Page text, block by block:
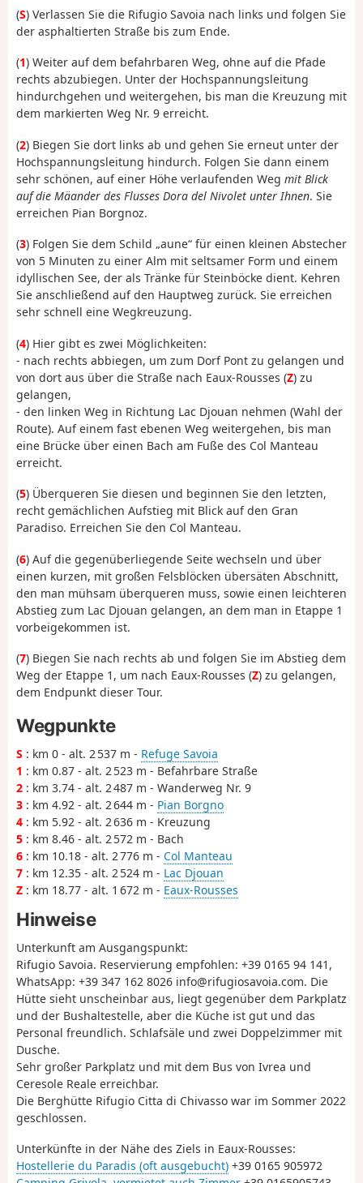
(S) Verlassen Sie die Rifugio Savoia nach links und folgen Sie
der asphaltierten Straße bis zum Ende.
(1) Weiter auf dem befahrbaren Weg, ohne auf die Pfade
rechts abzubiegen. Unter der Hochspannungsleitung
hindurchgehen und weitergehen, bis man die Kreuzung mit
dem markierten Weg Nr. 9 erreicht.
(2) Biegen Sie dort links ab und gehen Sie erneut unter der
Hochspannungsleitung hindurch. Folgen Sie dann einem
sehr schönen, auf einer Höhe verlaufenden Weg mit Blick
auf die Mäander des Flusses Dora del Nivolet unter Ihnen. Sie
erreichen Pian Borgnoz.
(3) Folgen Sie dem Schild „aune“ für einen kleinen Abstecher
von 5 Minuten zu einer Alm mit seltsamer Form und einem
idyllischen See, der als Tränke für Steinböcke dient. Kehren
Sie anschließend auf den Hauptweg zurück. Sie erreichen
sehr schnell eine Wegkreuzung.
(4) Hier gibt es zwei Möglichkeiten:
- nach rechts abbiegen, um zum Dorf Pont zu gelangen und
von dort aus über die Straße nach Eaux-Rousses (Z) zu
gelangen,
- den linken Weg in Richtung Lac Djouan nehmen (Wahl der
Route). Auf einem fast ebenen Weg weitergehen, bis man
eine Brücke über einen Bach am Fuße des Col Manteau
erreicht.
(5) Überqueren Sie diesen und beginnen Sie den letzten,
recht gemächlichen Aufstieg mit Blick auf den Gran
Paradiso. Erreichen Sie den Col Manteau.
(6) Auf die gegenüberliegende Seite wechseln und über
einen kurzen, mit großen Felsblöcken übersäten Abschnitt,
den man mühsam überqueren muss, sowie einen leichteren
Abstieg zum Lac Djouan gelangen, an dem man in Etappe 1
vorbeigekommen ist.
(7) Biegen Sie nach rechts ab und folgen Sie im Abstieg dem
Weg der Etappe 1, um nach Eaux-Rousses (Z) zu gelangen,
dem Endpunkt dieser Tour.
Wegpunkte
S : km 0 - alt. 2 537 m - Refuge Savoia
1 : km 0.87 - alt. 2 523 m - Befahrbare Straße
2 : km 3.74 - alt. 2 487 m - Wanderweg Nr. 9
3 : km 4.92 - alt. 2 644 m - Pian Borgno
4 : km 5.92 - alt. 2 636 m - Kreuzung
5 : km 8.46 - alt. 2 572 m - Bach
6 : km 10.18 - alt. 2 776 m - Col Manteau
7 : km 12.35 - alt. 2 524 m - Lac Djouan
Z : km 18.77 - alt. 1 672 m - Eaux-Rousses
Hinweise
Unterkunft am Ausgangspunkt:
Rifugio Savoia. Reservierung empfohlen: +39 0165 94 141,
WhatsApp: +39 347 162 8026 info@rifugiosavoia.com. Die
Hütte sieht unscheinbar aus, liegt gegenüber dem Parkplatz
und der Bushaltestelle, aber die Küche ist gut und das
Personal freundlich. Schlafsäle und zwei Doppelzimmer mit
Dusche.
Sehr großer Parkplatz und mit dem Bus von Ivrea und
Ceresole Reale erreichbar.
Die Berghütte Rifugio Citta di Chivasso war im Sommer 2022
geschlossen.
Unterkünfte in der Nähe des Ziels in Eaux-Rousses:
Hostellerie du Paradis (oft ausgebucht) +39 0165 905972